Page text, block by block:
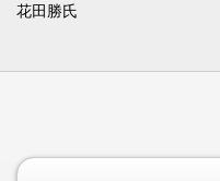
花田勝氏